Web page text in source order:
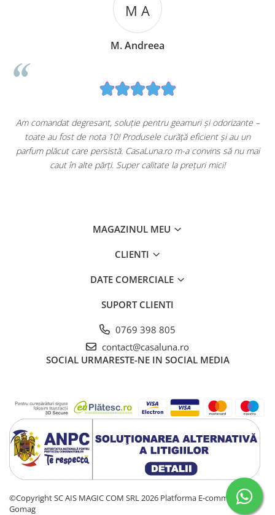
M A
M. Andreea
Am comandat degresant, soluție pentru geamuri și odorizante –
toate au fost de nota 10! Produsele curăță eficient și au un
parfum plăcut care persistă. CasaLuna.ro m-a convins să nu mai
caut în alte părți. Super calitate la prețuri mici!
MAGAZINUL MEU
CLIENTI
DATE COMERCIALE
SUPORT CLIENTI
0769 398 805
contact@casaluna.ro
SOCIAL URMARESTE-NE IN SOCIAL MEDIA
©Copyright SC AIS MAGIC COM SRL 2026 Platforma E-commerce by
Gomag